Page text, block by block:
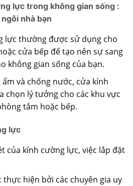
lực trong không gian sống :
nhà bạn
lực thường được sử dụng cho
cửa bếp để tạo nên sự sang
không gian sống của bạn.
và chống nước, cửa kính
chọn lý tưởng cho các khu vực
tắm hoặc bếp.
lực
của kính cường lực, việc lắp đặt
thực hiện bởi các chuyên gia uy